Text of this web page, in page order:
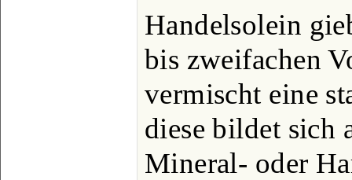
Handelsolein
bis zweifachen
vermischt eine
diese bildet sich
Mineral- oder